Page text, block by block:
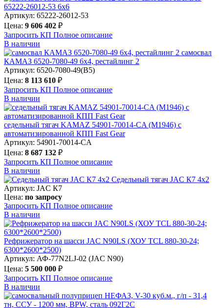
65222-26012-53 6х6
Артикул: 65222-26012-53
Цена: 9 606 402 ₽
Запросить КП Полное описание
В наличии
самосвал
КАМАЗ 6520-7080-49 6х4, рестайлинг 2
Артикул: 6520-7080-49(B5)
Цена: 8 113 610 ₽
Запросить КП Полное описание
В наличии
седельный тягач KAMAZ 54901-70014-CA (М1946) с
автоматизированной КПП Fast Gear
Артикул: 54901-70014-CA
Цена: 8 687 132 ₽
Запросить КП Полное описание
В наличии
Седельный тягач JAC К7 4х2
Артикул: JAC К7
Цена: по запросу
Запросить КП Полное описание
В наличии
Рефрижератор на шасси JAC N90LS (ХОУ TCL 880-30-24;
6300*2600*2500)
Артикул: АФ-77N2LJ-02 (JAC N90)
Цена: 5 500 000 ₽
Запросить КП Полное описание
В наличии